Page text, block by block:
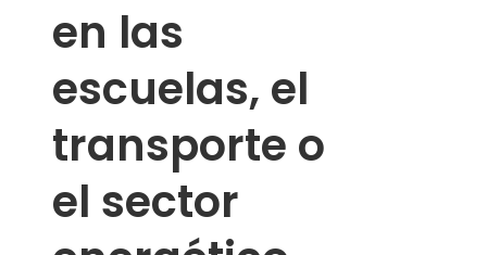
en las
escuelas, el
transporte o
el sector